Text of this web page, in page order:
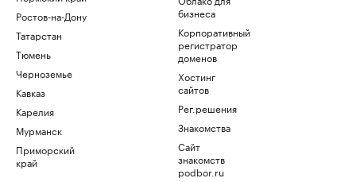
Ростов-на-Дону
Татарстан
Тюмень
Черноземье
Кавказ
Карелия
Мурманск
Приморский
край
бизнеса
Корпоративный
регистратор
доменов
Хостинг
сайтов
Рег.решения
Знакомства
Сайт
знакомств
podbor.ru